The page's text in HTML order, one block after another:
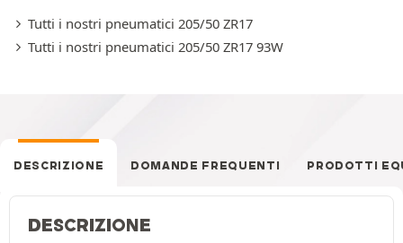
Tutti i nostri pneumatici 205/50 ZR17
Tutti i nostri pneumatici 205/50 ZR17 93W
DESCRIZIONE DOMANDE FREQUENTI PRODOTTI
DESCRIZIONE